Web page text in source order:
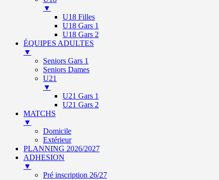
▼
U18 Filles
U18 Gars 1
U18 Gars 2
ÉQUIPES ADULTES
▼
Seniors Gars 1
Seniors Dames
U21
▼
U21 Gars 1
U21 Gars 2
MATCHS
▼
Domicile
Extérieur
PLANNING 2026/2027
ADHESION
▼
Pré inscription 26/27